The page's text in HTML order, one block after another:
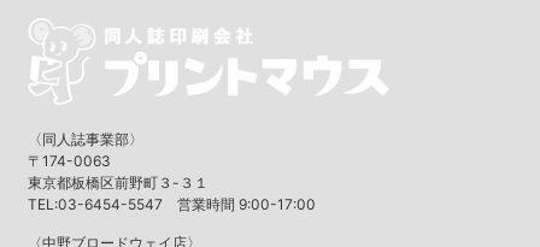
〈同人誌事業部〉
〒174-0063
東京都板橋区前野町３-３１
TEL:03-6454-5547 営業時間 9:00-17:00
〈中野ブロードウェイ店〉